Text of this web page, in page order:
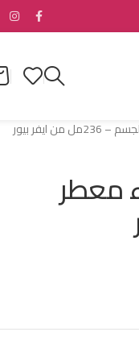
بيور
معطر